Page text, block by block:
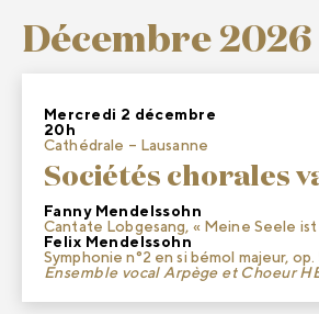
Décembre 2026
Mercredi 2 décembre
20h
Cathédrale – Lausanne
Sociétés chorales
Fanny Mendelssohn
Cantate Lobgesang, « Meine Seele ist
Felix Mendelssohn
Symphonie n°2 en si bémol majeur,
Ensemble vocal Arpège et Choeur